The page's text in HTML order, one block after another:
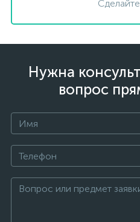
Нужна
вопрос